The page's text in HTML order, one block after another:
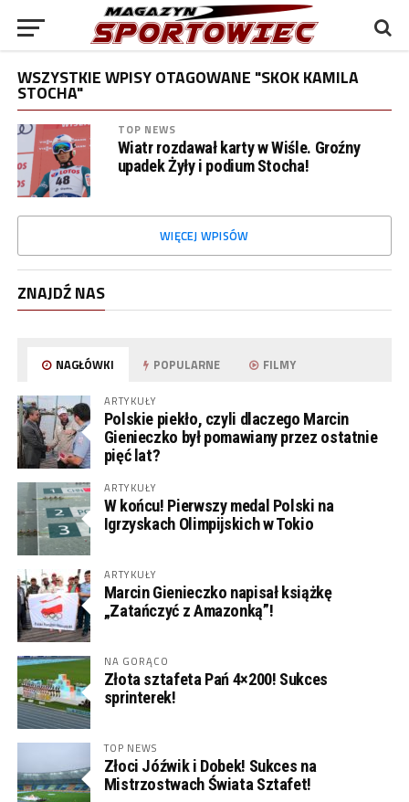
WSZYSTKIE WPISY OTAGOWANE "SKOK KAMILA
STOCHA"
TOP NEWS
Wiatr rozdawał karty w Wiśle. Groźny
upadek Żyły i podium Stocha!
WIĘCEJ WPISÓW
ZNAJDŹ NAS
NAGŁÓWKI POPULARNE FILMY
ARTYKUŁY
Polskie piekło, czyli dlaczego Marcin
Gienieczko był pomawiany przez ostatnie
pięć lat?
ARTYKUŁY
W końcu! Pierwszy medal Polski na
Igrzyskach Olimpijskich w Tokio
ARTYKUŁY
Marcin Gienieczko napisał książkę
„Zatańczyć z Amazonką”!
NA GORĄCO
Złota sztafeta Pań 4×200! Sukces
sprinterek!
TOP NEWS
Złoci Jóźwik i Dobek! Sukces na
Mistrzostwach Świata Sztafet!